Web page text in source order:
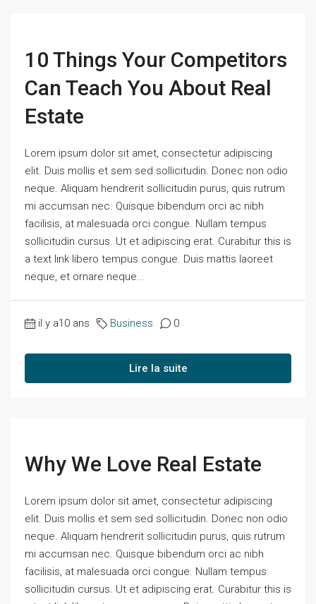
10 Things Your Competitors
Can Teach You About Real
Estate
Lorem ipsum dolor sit amet, consectetur adipiscing
elit. Duis mollis et sem sed sollicitudin. Donec non odio
neque. Aliquam hendrerit sollicitudin purus, quis rutrum
mi accumsan nec. Quisque bibendum orci ac nibh
facilisis, at malesuada orci congue. Nullam tempus
sollicitudin cursus. Ut et adipiscing erat. Curabitur this is
a text link libero tempus congue. Duis mattis laoreet
neque, et ornare neque...
il y a10 ans Business 0
Lire la suite
Why We Love Real Estate
Lorem ipsum dolor sit amet, consectetur adipiscing
elit. Duis mollis et sem sed sollicitudin. Donec non odio
neque. Aliquam hendrerit sollicitudin purus, quis rutrum
mi accumsan nec. Quisque bibendum orci ac nibh
facilisis, at malesuada orci congue. Nullam tempus
sollicitudin cursus. Ut et adipiscing erat. Curabitur this is